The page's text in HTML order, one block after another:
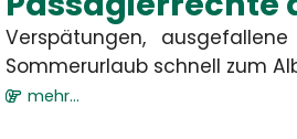
Verspätungen,
Sommerurlaub schnell zum
mehr...